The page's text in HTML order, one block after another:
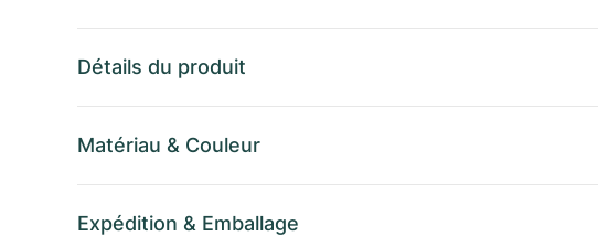
Détails du produit
Matériau & Couleur
Expédition & Emballage